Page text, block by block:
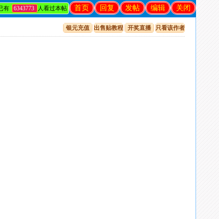
关闭
编辑
发帖
回复
首页
有 6343773 人看过本帖
银元充值 出售贴教程 开奖直播 只看该作者